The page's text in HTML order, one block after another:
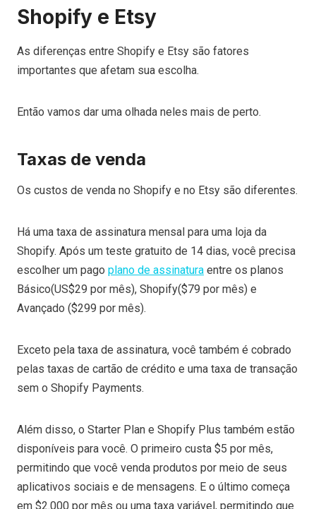
Shopify e Etsy
As diferenças entre Shopify e Etsy são fatores
importantes que afetam sua escolha.
Então vamos dar uma olhada neles mais de perto.
Taxas de venda
Os custos de venda no Shopify e no Etsy são diferentes.
Há uma taxa de assinatura mensal para uma loja da
Shopify. Após um teste gratuito de 14 dias, você precisa
escolher um pago plano de assinatura entre os planos
Básico(US$29 por mês), Shopify($79 por mês) e
Avançado ($299 por mês).
Exceto pela taxa de assinatura, você também é cobrado
pelas taxas de cartão de crédito e uma taxa de transação
sem o Shopify Payments.
Além disso, o Starter Plan e Shopify Plus também estão
disponíveis para você. O primeiro custa $5 por mês,
permitindo que você venda produtos por meio de seus
aplicativos sociais e de mensagens. E o último começa
em $2.000 por mês ou uma taxa variável, permitindo que